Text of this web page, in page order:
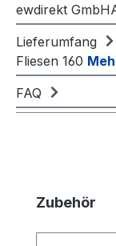
ewdirekt
Lieferumfang
Fliesen 160
FAQ
Zubehör